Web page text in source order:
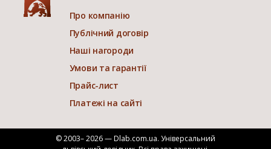
Про компанію
Публічний договір
Наші нагороди
Умови та гарантії
Прайс-лист
Платежі на сайті
© 2003– 2026 — Dlab.com.ua. Універсальний